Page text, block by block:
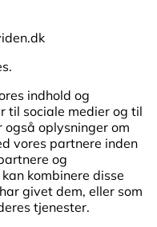
indhold og
til sociale medier og til
oplysninger om
vores partnere inden
og
kombinere disse
givet dem, eller som
tjenester.